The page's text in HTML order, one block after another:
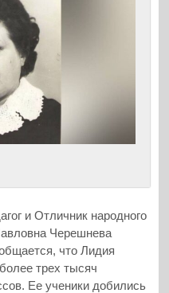
и Отличник народного
Черешнева
что Лидия
трех тысяч
Ее ученики добились